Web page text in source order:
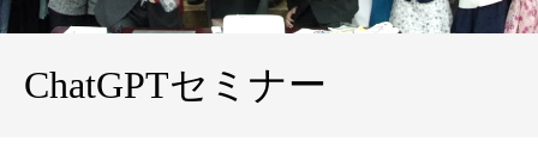
ChatGPTセミナー